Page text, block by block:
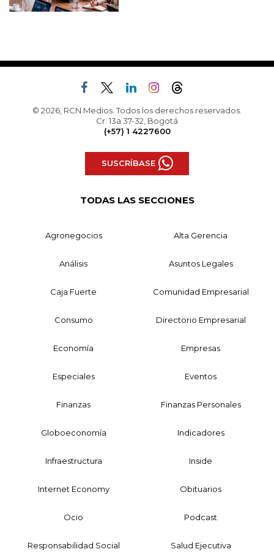
© 2026, RCN Medios. Todos los derechos reservados.
Cr. 13a 37-32, Bogotá
(+57) 1 4227600
SUSCRÍBASE
TODAS LAS SECCIONES
Agronegocios Alta Gerencia
Análisis Asuntos Legales
Caja Fuerte Comunidad Empresarial
Consumo Directorio Empresarial
Economía Empresas
Especiales Eventos
Finanzas Finanzas Personales
Globoeconomía Indicadores
Infraestructura Inside
Internet Economy Obituarios
Ocio Podcast
Responsabilidad Social Salud Ejecutiva